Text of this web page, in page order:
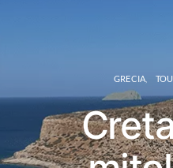
GRECIA